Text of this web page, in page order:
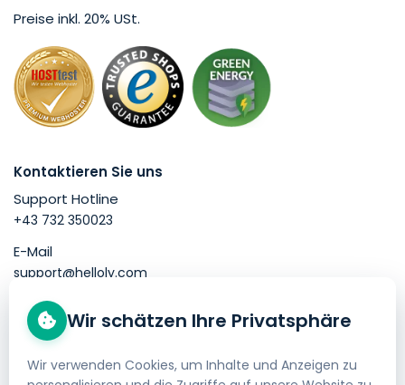
Preise inkl. 20% USt.
Kontaktieren Sie uns
Support Hotline
+43 732 350023
E-Mail
support@helloly.com
Gut zu wissenWir schätzen Ihre Privatsphäre
Wir verwenden Cookies, um Inhalte und Anzeigen zu